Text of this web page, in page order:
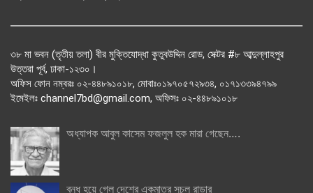
৩৮ মা ভবন (তৃতীয় তলা) বীর মুক্তিযোদ্ধা কুতুবউদ্দিন রোড, সেক্টর #৮ আব্দুল্লাহপুর
উত্তরা পূর্ব, ঢাকা-১২৩০।
অফিস ফোন নম্বরঃ ০২-৪৪৮৯১০১৮, মোবাঃ০১৯৭০৫৭২৯৩৪, ০১৭১৩৩৯৪৭৯৯
ইমেইলঃ channel7bd@gmail.com, অফিসঃ ০২-৪৪৮৯১০১৮
অধ্যাপক আবুল কাসেম ফজলুল হক মারা গেছেন….
বন্ধ হয়ে গেল দেশের একমাত্র সচল রাডার